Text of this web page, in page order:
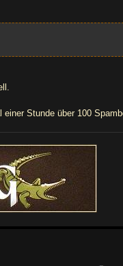
Stunde über 100